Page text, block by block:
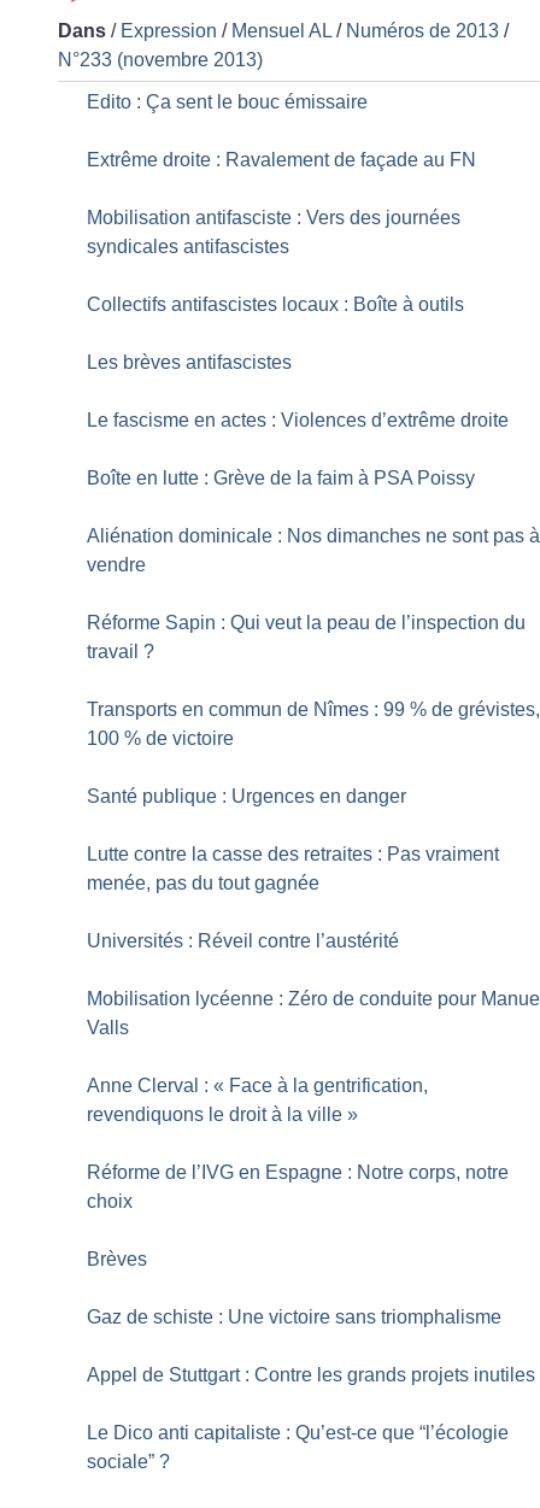
Dans / Expression / Mensuel AL / Numéros de 2013 /
N°233 (novembre 2013)
Edito : Ça sent le bouc émissaire
Extrême droite : Ravalement de façade au FN
Mobilisation antifasciste : Vers des journées
syndicales antifascistes
Collectifs antifascistes locaux : Boîte à outils
Les brèves antifascistes
Le fascisme en actes : Violences d’extrême droite
Boîte en lutte : Grève de la faim à PSA Poissy
Aliénation dominicale : Nos dimanches ne sont pas à
vendre
Réforme Sapin : Qui veut la peau de l’inspection du
travail ?
Transports en commun de Nîmes : 99 % de grévistes,
100 % de victoire
Santé publique : Urgences en danger
Lutte contre la casse des retraites : Pas vraiment
menée, pas du tout gagnée
Universités : Réveil contre l’austérité
Mobilisation lycéenne : Zéro de conduite pour
Valls
Anne Clerval : « Face à la gentrification,
revendiquons le droit à la ville »
Réforme de l’IVG en Espagne : Notre corps, notre
choix
Brèves
Gaz de schiste : Une victoire sans triomphalisme
Appel de Stuttgart : Contre les grands projets inutiles
Le Dico anti­ capitaliste : Qu’est-ce que “l’écologie
sociale” ?